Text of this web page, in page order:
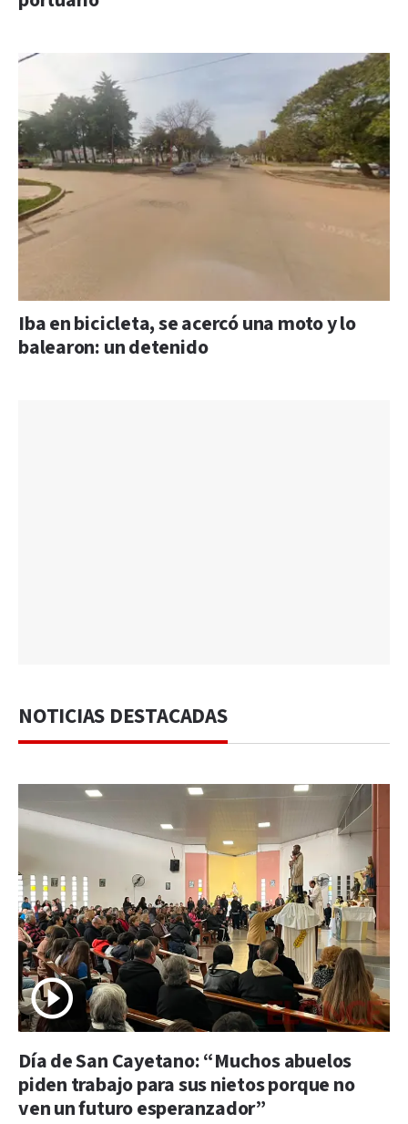
Iba en bicicleta, se acercó una moto y lo
balearon: un detenido
NOTICIAS DESTACADAS
Día de San Cayetano: “Muchos abuelos
piden trabajo para sus nietos porque no
ven un futuro esperanzador”